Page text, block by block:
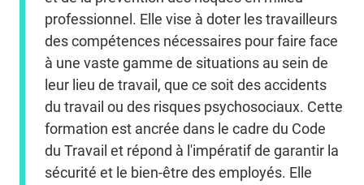
professionnel. Elle vise à doter les travailleurs
des compétences nécessaires pour faire face
à une vaste gamme de situations au sein de
leur lieu de travail, que ce soit des accidents
du travail ou des risques psychosociaux. Cette
formation est ancrée dans le cadre du Code
du Travail et répond à l'impératif de garantir la
sécurité et le bien-être des employés. Elle